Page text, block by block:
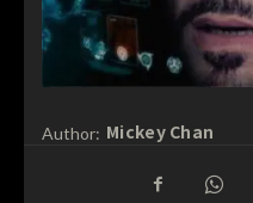
Author: Mickey Chan